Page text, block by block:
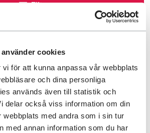
cookies
för att kunna anpassa vår webbplats
och dina personliga
används även till statistik och
delar också viss information om din
webbplats med andra som i sin tur
med annan information som du har
Filtrera